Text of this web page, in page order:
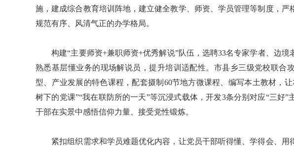
施，建成综合教育培训阵地，建立健全教学、师资、学员管理等制度，严
规范有序、风清气正的办学格局。
构建“主要师资+兼职师资+优秀解说”队伍，选聘33名专家学者、边境
熟悉基层懂业务的现场解说员，提升培训适配性。市县乡三级党校联合
型、产业发展的特色课程，配套摄制60节地方微课程、编写本土教材，
树下的党课”“我在联防所的一天”等沉浸式载体，开发3条分别对应“三好
干部在实景中感悟信仰力量、接受党性锻炼。
紧扣组织需求和学员难题优化内容，让党员干部听得懂、学得会、用